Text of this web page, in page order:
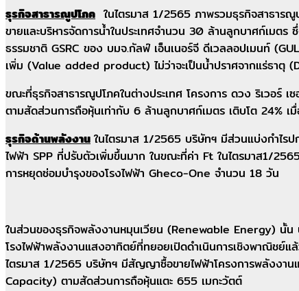
ธุรกิจสาธารณูปโภค ในไตรมาส 1/2565 ภาพรวมธุรกิจสาธารณู
ขายและบริหารจัดการน้ำในประเทศจำนวน 30 ล้านลูกบาศก์เมตร
ธรรมชาติ GSRC ของ บมจ.กัลฟ์ เอ็นเนอร์จี ดีเวลลอปเมนท์
เพิ่ม (Value added product) ไม่ว่าจะเป็นน้ำปราศจากแร่ธา
ขณะที่ธุรกิจสาธารณูปโภคในต่างประเทศ โครงการ ดวง ริเวอร์
ตามสัดส่วนการถือหุ้นเท่ากับ 6 ล้านลูกบาศก์เมตร เติบโต 24%
ธุรกิจด้านพลังงาน ในไตรมาส 1/2565 บริษัทฯ มีส่วนแบ่งกำไร
ไฟฟ้า SPP ที่ปรับตัวเพิ่มขึ้นมาก ในขณะที่ค่า Ft ในไตรมาส1/
การหยุดซ่อมบำรุงของโรงไฟฟ้า Gheco-One จำนวน 18 วัน
ในส่วนของธุรกิจพลังงานหมุนเวียน (Renewable Energy) นั้น
โรงไฟฟ้าพลังงานแสงอาทิตย์ที่ทยอยเปิดดำเนินการเชิงพาณิชย์
ไตรมาส 1/2565 บริษัทฯ มีสัญญาซื้อขายไฟฟ้าโครงการพลังงา
Capacity) ตามสัดส่วนการถือหุ้นแตะ 655 เมกะวัตต์